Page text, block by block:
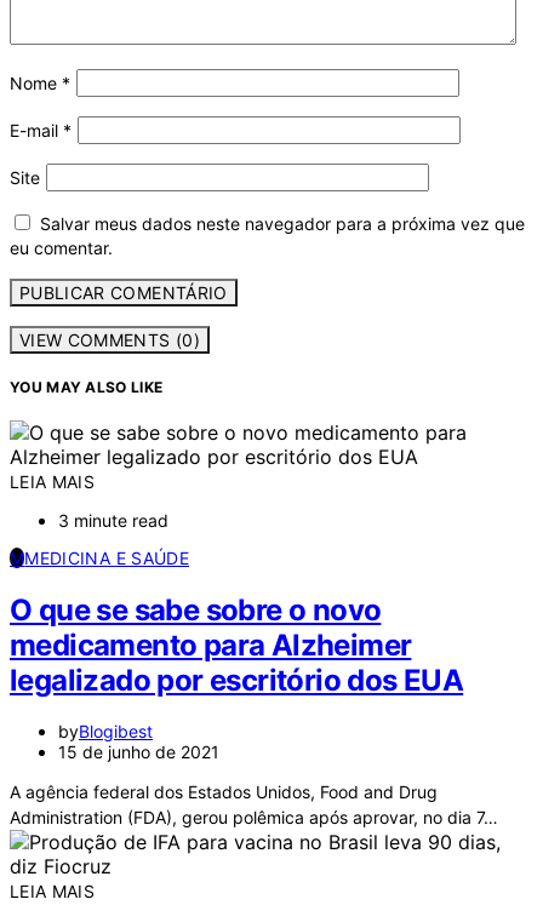
Nome *
E-mail *
Site
Salvar meus dados neste navegador para a próxima vez que
eu comentar.
VIEW COMMENTS (0)
YOU MAY ALSO LIKE
LEIA MAIS
3 minute read
MMEDICINA E SAÚDE
O que se sabe sobre o novo
medicamento para Alzheimer
legalizado por escritório dos EUA
byBlogibest
15 de junho de 2021
A agência federal dos Estados Unidos, Food and Drug
Administration (FDA), gerou polêmica após aprovar, no dia 7…
LEIA MAIS